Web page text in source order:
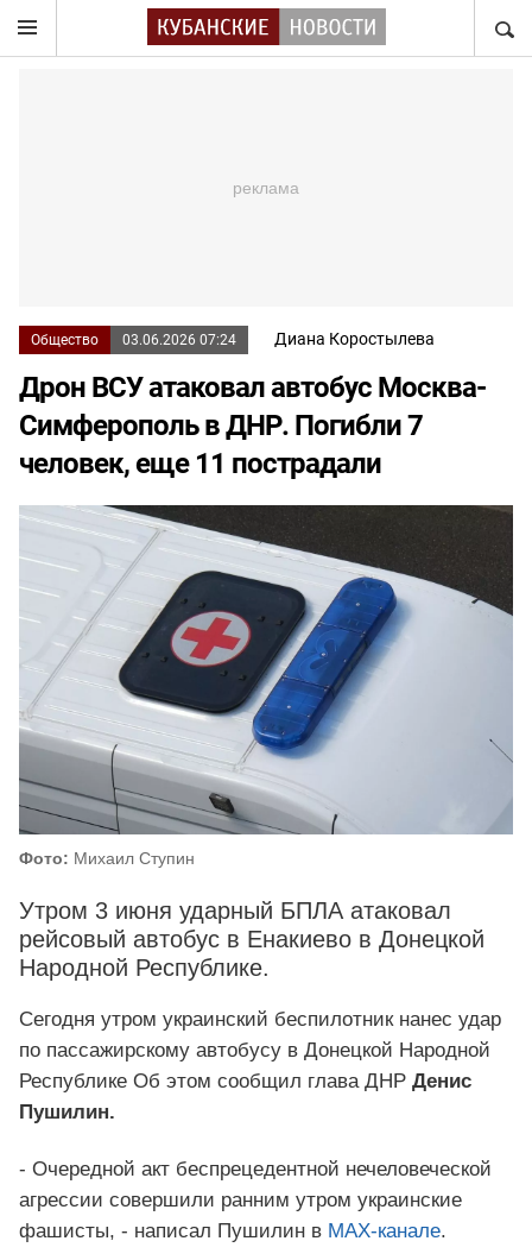
Общество 03.06.2026 07:24 Диана Коростылева
Дрон ВСУ атаковал автобус Москва-
Симферополь в ДНР. Погибли 7
человек, еще 11 пострадали
Фото: Михаил Ступин
Утром 3 июня ударный БПЛА атаковал
рейсовый автобус в Енакиево в Донецкой
Народной Республике.
Сегодня утром украинский беспилотник нанес удар
по пассажирскому автобусу в Донецкой Народной
Республике Об этом сообщил глава ДНР Денис
Пушилин.
- Очередной акт беспрецедентной нечеловеческой
агрессии совершили ранним утром украинские
фашисты, - написал Пушилин в MAX-канале.